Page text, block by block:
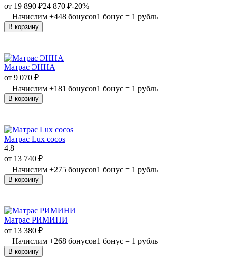
от 19 890 ₽24 870 ₽-20%
Начислим +448 бонусов1 бонус = 1 рубль
В корзину
Матрас ЭННА
от 9 070 ₽
Начислим +181 бонусов1 бонус = 1 рубль
В корзину
Матрас Lux cocos
4.8
от 13 740 ₽
Начислим +275 бонусов1 бонус = 1 рубль
В корзину
Матрас РИМИНИ
от 13 380 ₽
Начислим +268 бонусов1 бонус = 1 рубль
В корзину